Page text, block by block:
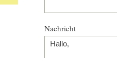
Nachricht